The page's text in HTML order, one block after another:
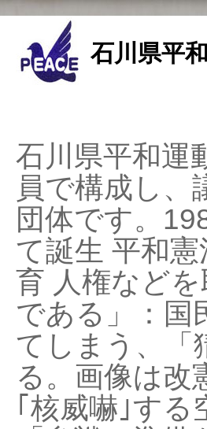
石川県平
石川県平和運
員で構成し、
団体です。
て誕生 平和
育 人権など
である」：国
てしまう、「
る。画像は改
｢核威嚇｣す